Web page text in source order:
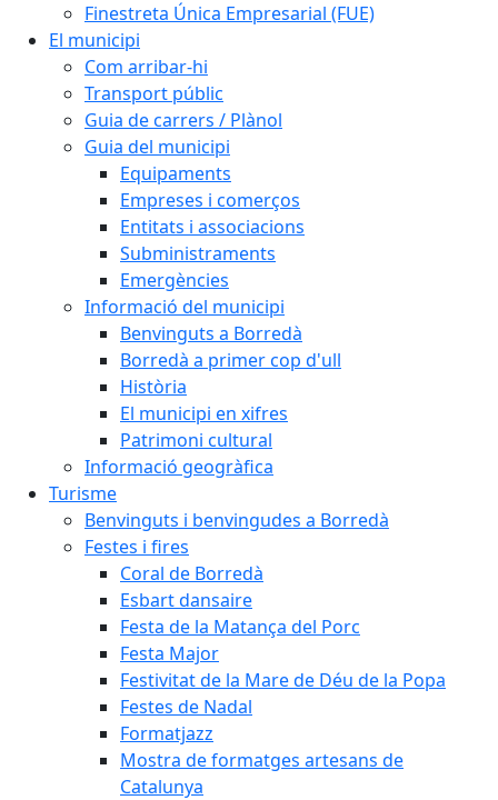
Finestreta Única Empresarial (FUE)
El municipi
Com arribar-hi
Transport públic
Guia de carrers / Plànol
Guia del municipi
Equipaments
Empreses i comerços
Entitats i associacions
Subministraments
Emergències
Informació del municipi
Benvinguts a Borredà
Borredà a primer cop d'ull
Història
El municipi en xifres
Patrimoni cultural
Informació geogràfica
Turisme
Benvinguts i benvingudes a Borredà
Festes i fires
Coral de Borredà
Esbart dansaire
Festa de la Matança del Porc
Festa Major
Festivitat de la Mare de Déu de la Popa
Festes de Nadal
Formatjazz
Mostra de formatges artesans de
Catalunya